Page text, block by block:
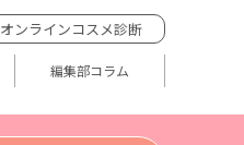
オンラインコスメ診断
編集部コラム